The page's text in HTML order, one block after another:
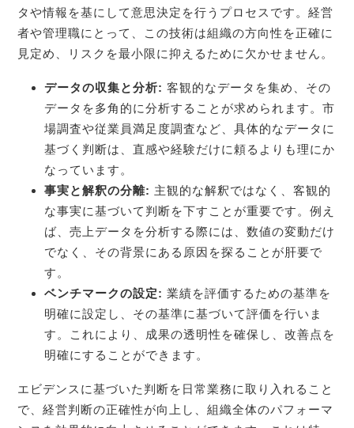
タや情報を基にして意思決定を行うプロセスです。経営
者や管理職にとって、この技術は組織の方向性を正確に
見定め、リスクを最小限に抑えるために欠かせません。
データの収集と分析: 客観的なデータを集め、その
データを多角的に分析することが求められます。市
場調査や従業員満足度調査など、具体的なデータに
基づく判断は、直感や経験だけに頼るよりも理にか
なっています。
事実と解釈の分離: 主観的な解釈ではなく、客観的
な事実に基づいて判断を下すことが重要です。例え
ば、売上データを分析する際には、数値の変動だけ
でなく、その背景にある原因を探ることが肝要で
す。
ベンチマークの設定: 業績を評価するための基準を
明確に設定し、その基準に基づいて評価を行いま
す。これにより、成果の透明性を確保し、改善点を
明確にすることができます。
エビデンスに基づいた判断を日常業務に取り入れること
で、経営判断の正確性が向上し、組織全体のパフォーマ